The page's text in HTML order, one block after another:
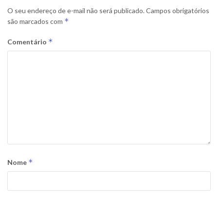
O seu endereço de e-mail não será publicado. Campos obrigatórios
são marcados com *
Comentário *
Nome *